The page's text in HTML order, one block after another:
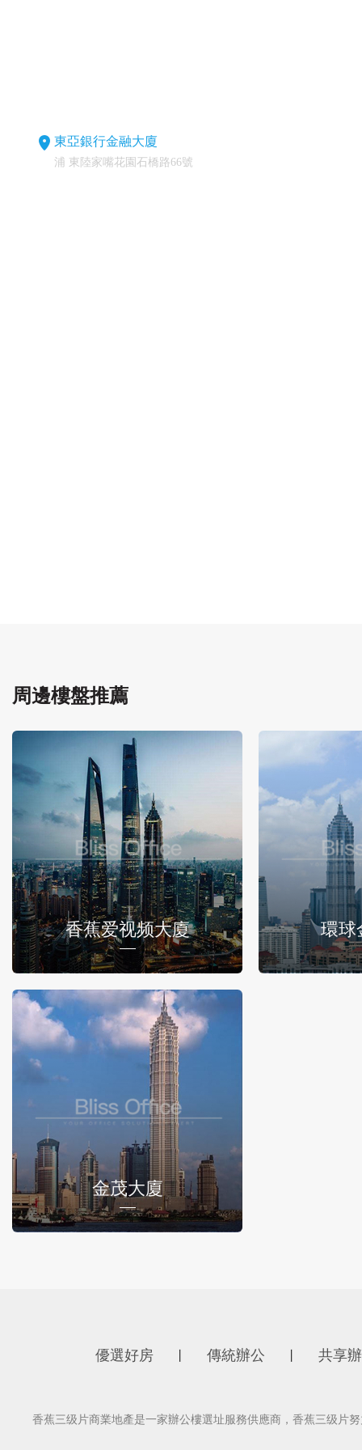
東亞銀行金融大廈
浦 東陸家嘴花園石橋路66號
周邊樓盤推薦
香蕉爱视频大廈 環球
金茂大廈
優選好房 傳統辦公 共享
香蕉三级片商業地產是一家辦公樓選址服務供應商，香蕉三级片